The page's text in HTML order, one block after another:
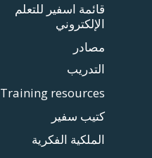
قائمة اسفير للتعلم
الإلكتروني
مصادر
التدريب
Training resources
كتيب سفير
الملكية الفكرية